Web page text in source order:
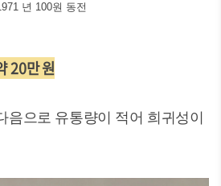
년 100원 동전
20만 원
음으로 유통량이 적어 희귀성이